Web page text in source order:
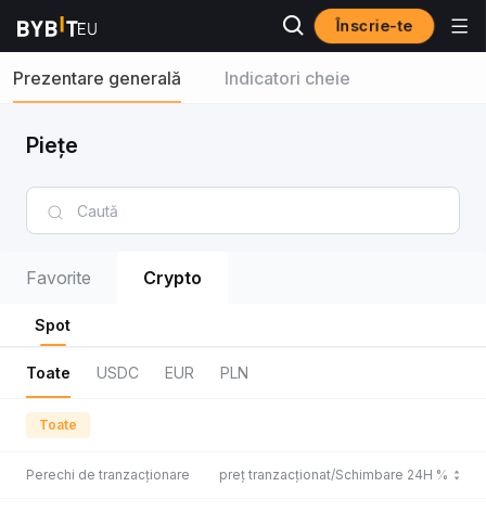
Înscrie-te
Prezentare generală Indicatori cheie
Piețe
Favorite Crypto
Spot
Toate USDC EUR PLN
Toate
Perechi de tranzacționareUltimul preț tranzacționat/Schimbare 24H %